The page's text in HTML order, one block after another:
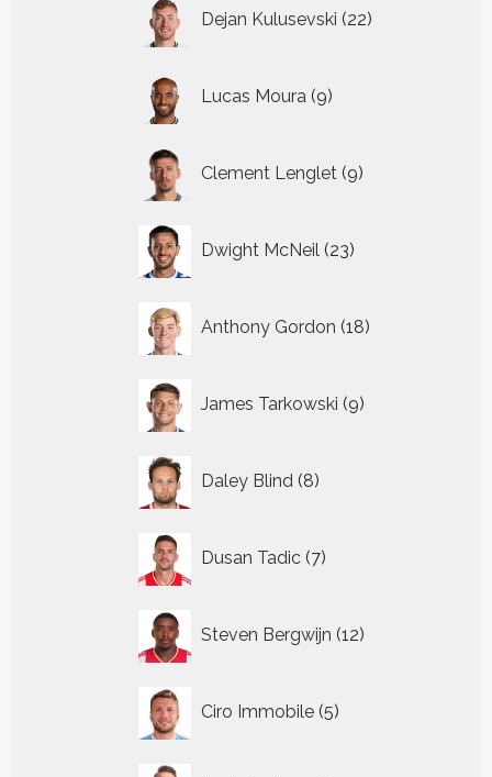
Dejan Kulusevski 22
producten
Lucas Moura 9
producten
Clement Lenglet 9
producten
Dwight McNeil 23
producten
Anthony Gordon 18
producten
James Tarkowski 9
producten
Daley Blind 8
producten
Dusan Tadic 7
producten
Steven Bergwijn 12
producten
Ciro Immobile 5
producten